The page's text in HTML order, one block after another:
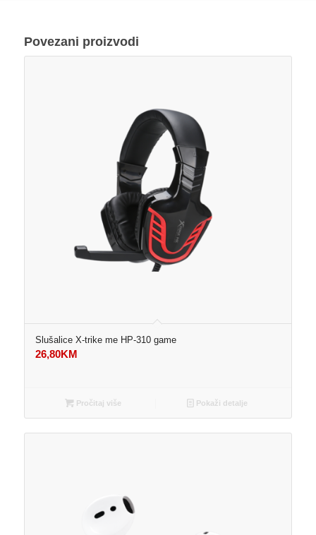
Povezani proizvodi
Slušalice X-trike me HP-310 game
26,80KM
Pročitaj više Pokaži detalje